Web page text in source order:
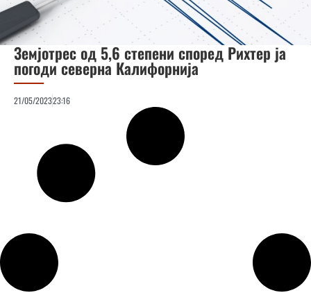
Земјотрес од 5,6 степени според Рихтер ја
погоди северна Калифорнија
21/05/202323:16